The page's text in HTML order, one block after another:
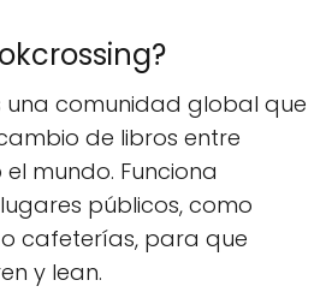
una comunidad global que
de libros entre
mundo. Funciona
públicos, como
cafeterías, para que
y lean.